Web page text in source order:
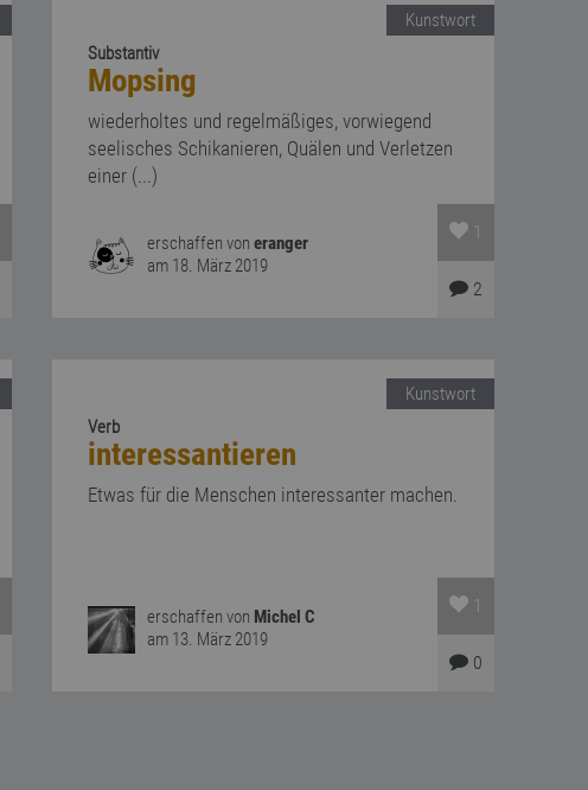
Kunstwort
Substantiv
Mopsing
wiederholtes und regelmäßiges, vorwiegend
seelisches Schikanieren, Quälen und Verletzen
einer (...)
erschaffen voneranger
am 18. März 2019
1
2
Kunstwort
Verb
interessantieren
Etwas für die Menschen interessanter machen.
erschaffen von Michel C
am 13. März 2019
1
0